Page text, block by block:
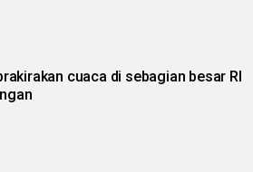
cuaca di sebagian besar RI